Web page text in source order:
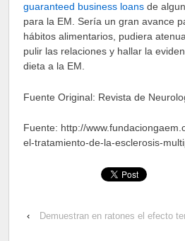
guaranteed business loans de
para la EM. Sería un gran avance
hábitos alimentarios, pudiera
pulir las relaciones y hallar la
dieta a la EM.
Fuente Original: Revista de
Fuente: http://
el-tratamiento-de-la-esclerosis-
‹
Demuestran en ratones el efecto